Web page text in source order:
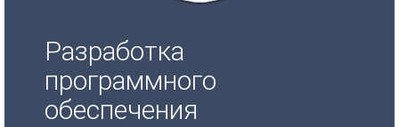
Разработка
программного
обеспечения